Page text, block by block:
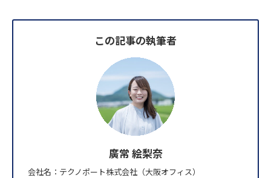
この記事の執筆者
廣常 絵梨奈
会社名：テクノポート株式会社（大阪オフィス）